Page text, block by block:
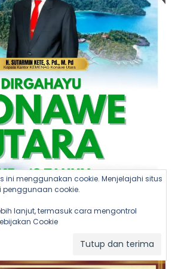
ini menggunakan cookie. Menjelajahi situs
penggunaan cookie.
lanjut, termasuk cara mengontrol
Cookie